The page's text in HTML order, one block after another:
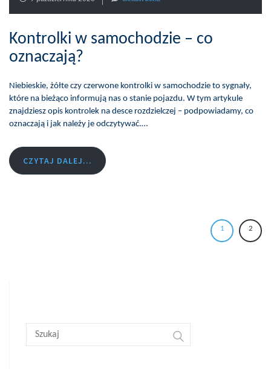
Kontrolki w samochodzie – co
oznaczają?
Niebieskie, żółte czy czerwone kontrolki w samochodzie to sygnały,
które na bieżąco informują nas o stanie pojazdu. W tym artykule
znajdziesz opis kontrolek na desce rozdzielczej – podpowiadamy, co
oznaczają i jak należy je odczytywać.…
CZYTAJ DALEJ...
1 2